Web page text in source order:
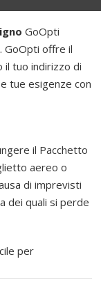
GoOpti
GoOpti offre il
il tuo indirizzo di
tue esigenze con
il Pacchetto
aereo o
di imprevisti
dei quali si perde
per